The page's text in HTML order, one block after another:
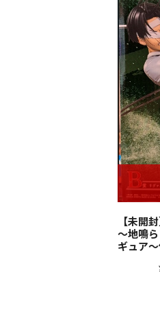
【未開
～地鳴
ギュア